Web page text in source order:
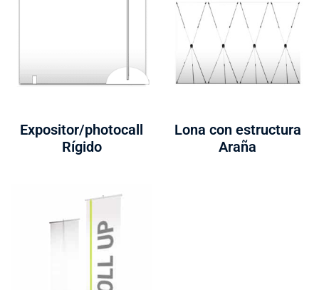
Expositor/photocall
Rígido
Lona con estructura
Araña